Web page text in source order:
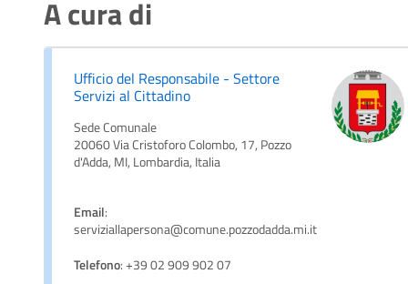
A cura di
Ufficio del Responsabile - Settore
Servizi al Cittadino
Sede Comunale
20060 Via Cristoforo Colombo, 17, Pozzo
d'Adda, MI, Lombardia, Italia
Email:
serviziallapersona@comune.pozzodadda.mi.it
Telefono: +39 02 909 902 07